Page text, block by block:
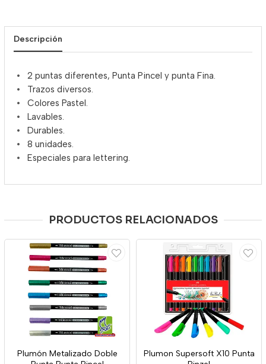
Descripción
2 puntas diferentes, Punta Pincel y punta Fina.
Trazos diversos.
Colores Pastel.
Lavables.
Durables.
8 unidades.
Especiales para lettering.
PRODUCTOS RELACIONADOS
Plumón Metalizado Doble
Plumon Supersoft X10 Punta